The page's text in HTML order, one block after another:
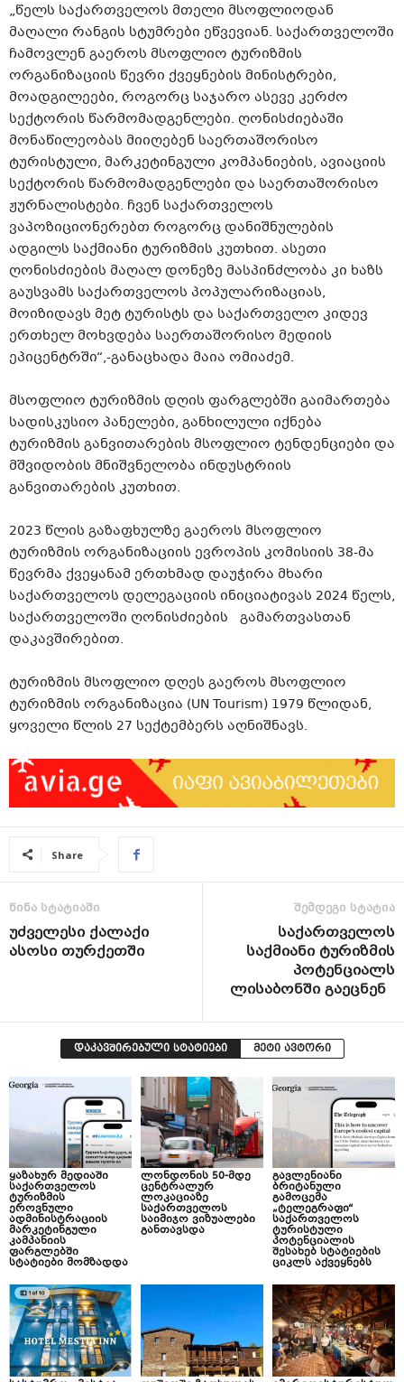
„წელს საქართველოს მთელი მსოფლიოდან
მაღალი რანგის სტუმრები ეწვევიან. საქართველოში
ჩამოვლენ გაეროს მსოფლიო ტურიზმის
ორგანიზაციის წევრი ქვეყნების მინისტრები,
მოადგილეები, როგორც საჯარო ასევე კერძო
სექტორის წარმომადგენლები. ღონისძიებაში
მონაწილეობას მიიღებენ საერთაშორისო
ტურისტული, მარკეტინგული კომპანიების, ავიაციის
სექტორის წარმომადგენლები და საერთაშორისო
ჟურნალისტები. ჩვენ საქართველოს
ვაპოზიციონერებთ როგორც დანიშნულების
ადგილს საქმიანი ტურიზმის კუთხით. ასეთი
ღონისძიების მაღალ დონეზე მასპინძლობა კი ხაზს
გაუსვამს საქართველოს პოპულარიზაციას,
მოიზიდავს მეტ ტურისტს და საქართველო კიდევ
ერთხელ მოხვდება საერთაშორისო მედიის
ეპიცენტრში“,-განაცხადა მაია ომიაძემ.
მსოფლიო ტურიზმის დღის ფარგლებში გაიმართება
სადისკუსიო პანელები, განხილული იქნება
ტურიზმის განვითარების მსოფლიო ტენდენციები და
მშვიდობის მნიშვნელობა ინდუსტრიის
განვითარების კუთხით.
2023 წლის გაზაფხულზე გაეროს მსოფლიო
ტურიზმის ორგანიზაციის ევროპის კომისიის 38-მა
წევრმა ქვეყანამ ერთხმად დაუჭირა მხარი
საქართველოს დელეგაციის ინიციატივას 2024 წელს,
საქართველოში ღონისძიების
გამართვასთან
დაკავშირებით.
ტურიზმის მსოფლიო დღეს გაეროს მსოფლიო
ტურიზმის ორგანიზაცია (UN Tourism) 1979 წლიდან,
ყოველი წლის 27 სექტემბერს აღნიშნავს.
Share
წინა სტატიაში
უძველესი ქალაქი
ასოსი თურქეთში
შემდეგი სტატია
საქართველოს
საქმიანი ტურიზმის
პოტენციალს
ლისაბონში გაეცნენ
დაკავშირებული სტატიები მეტი ავტორი
ყაზახურ მედიაში
საქართველოს
ტურიზმის
ეროვნული
ადმინისტრაციის
მარკეტინგული
კამპანიის
ფარგლებში
სტატიები მომზადდა
ლონდონის 50-მდე
ცენტრალურ
ლოკაციაზე
საქართველოს
საიმიჯო ვიზუალები
განთავსდა
გავლენიანი
ბრიტანული
გამოცემა
„ტელეგრაფი“
საქართველოს
ტურისტული
პოტენციალის
შესახებ სტატიების
ციკლს აქვეყნებს